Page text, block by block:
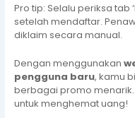
Pro tip: Selalu periksa tab
setelah mendaftar.
diklaim secara manual.
Dengan menggunakan
pengguna baru, kamu
berbagai promo
untuk menghemat uang!